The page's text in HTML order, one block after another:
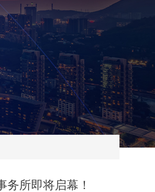
所即将启幕！